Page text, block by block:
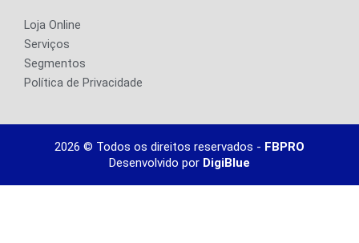
Loja Online
Serviços
Segmentos
Política de Privacidade
2026 © Todos os direitos reservados - FBPRO
Desenvolvido por DigiBlue